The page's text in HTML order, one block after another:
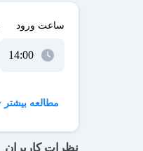
ساعت ورود
مطالعه بیشتر
نظرات کاربران